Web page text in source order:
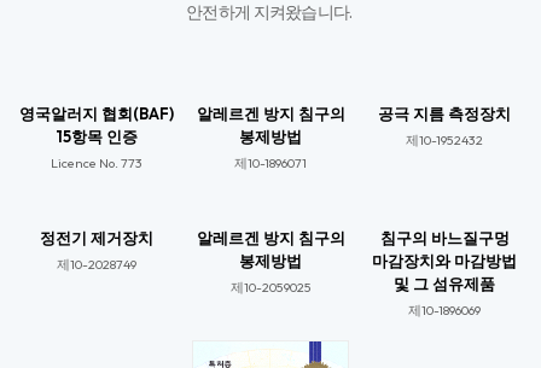
안전하게 지켜왔습니다. ​
영국알러지 협회(BAF)
15항목 인증
Licence No. 773​
알레르겐 방지 침구의
봉제방법
제10-1896071​
공극 지름 측정장치
제10-1952432
정전기 제거장치
제10-2028749​
알레르겐 방지 침구의
봉제방법
제10-2059025​​
침구의 바느질구멍
마감장치와 마감방법
및 그 섬유제품
제10-1896069​​